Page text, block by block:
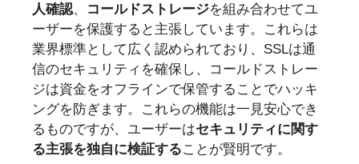
人確認、 コールドストレージを組み合わせてユ
ーザーを保護すると主張しています。これらは
業界標準として広く認められており、SSLは通
信のセキュリティを確保し、コールドストレー
ジは資金をオフラインで保管することでハッキ
ングを防ぎます。これらの機能は一見安心でき
るものですが、ユーザーはセキュリティに関す
る主張を独自に検証することが賢明です。